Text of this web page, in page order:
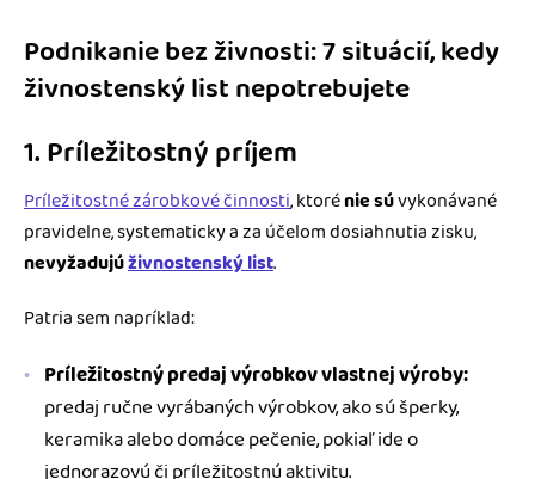
Podnikanie bez živnosti: 7 situácií, kedy
živnostenský list nepotrebujete
1. Príležitostný príjem
Príležitostné zárobkové činnosti, ktorénie súvykonávané
pravidelne, systematicky a za účelom dosiahnutia zisku,
nevyžadujúživnostenský list.
Patria sem napríklad:
Príležitostný predaj výrobkov vlastnej výroby:
predaj ručne vyrábaných výrobkov, ako sú šperky,
keramika alebo domáce pečenie, pokiaľ ide o
jednorazovú či príležitostnú aktivitu.